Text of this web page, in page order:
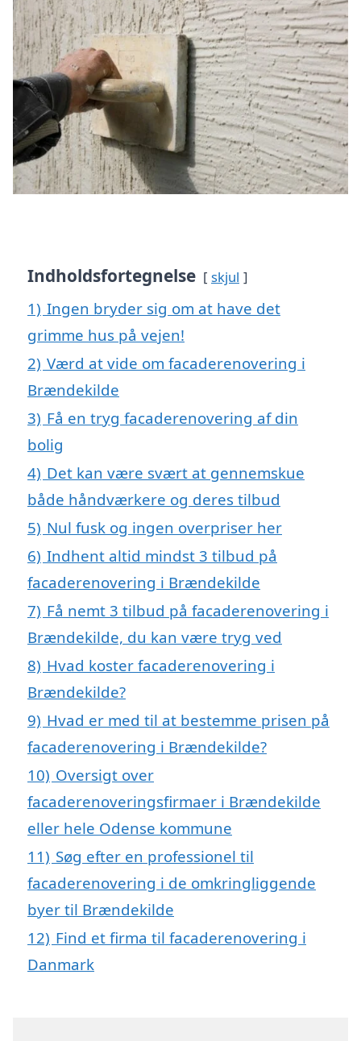
Indholdsfortegnelse skjul
1) Ingen bryder sig om at have det
grimme hus på vejen!
2) Værd at vide om facaderenovering i
Brændekilde
3) Få en tryg facaderenovering af din
bolig
4) Det kan være svært at gennemskue
både håndværkere og deres tilbud
5) Nul fusk og ingen overpriser her
6) Indhent altid mindst 3 tilbud på
facaderenovering i Brændekilde
7) Få nemt 3 tilbud på facaderenovering i
Brændekilde, du kan være tryg ved
8) Hvad koster facaderenovering i
Brændekilde?
9) Hvad er med til at bestemme prisen på
facaderenovering i Brændekilde?
10) Oversigt over
facaderenoveringsfirmaer i Brændekilde
eller hele Odense kommune
11) Søg efter en professionel til
facaderenovering i de omkringliggende
byer til Brændekilde
12) Find et firma til facaderenovering i
Danmark